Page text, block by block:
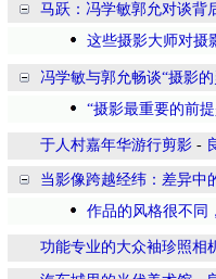
马跃：冯学敏郭允对谈背
这些摄影大师对摄
冯学敏与郭允畅谈“摄影的
“摄影最重要的前
于人村嘉年华游行剪影 -
当影像跨越经纬：差异中
作品的风格很不同
功能专业的大众袖珍照相